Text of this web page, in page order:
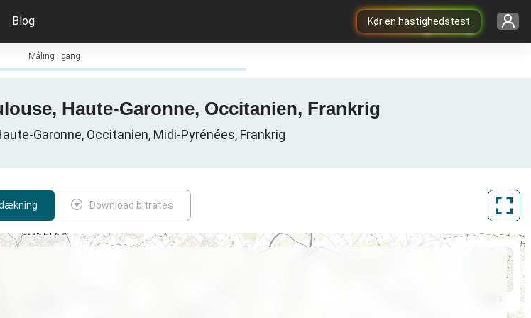
Kør en hastighedstest
Blog
Måling i gang
Haute-Garonne, Occitanien, Frankrig
Garonne, Occitanien, Midi-Pyrénées, Frankrig
Download bitrates